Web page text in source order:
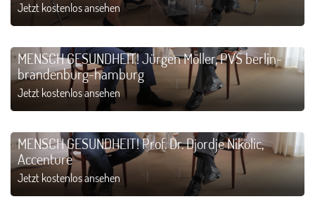
Jetzt kostenlos ansehen
MENSCH GESUNDHEIT! Jürgen Möller, PVS berlin-
brandenburg-hamburg
Jetzt kostenlos ansehen
MENSCH GESUNDHEIT! Prof. Dr. Djordje Nikolic,
Accenture
Jetzt kostenlos ansehen